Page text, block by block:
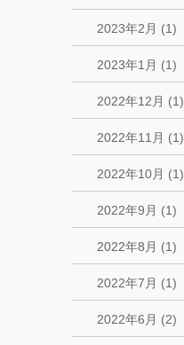
2023年2月 (1)
2023年1月 (1)
2022年12月 (1)
2022年11月 (1)
2022年10月 (1)
2022年9月 (1)
2022年8月 (1)
2022年7月 (1)
2022年6月 (2)